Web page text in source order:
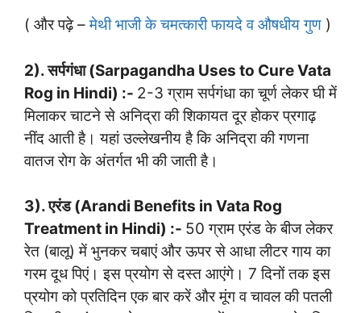
( और पढ़े –मेथी भाजी के चमत्कारी फायदे व औषधीय गुण )
2). सर्पगंधा (Sarpagandha Uses to Cure Vata
Rog in Hindi) :- 2-3 ग्राम सर्पगंधा का चूर्ण लेकर घी में
मिलाकर चाटने से अनिद्रा की शिकायत दूर होकर प्रगाढ़
नींद आती है। यहां उल्लेखनीय है कि अनिद्रा की गणना
वातज रोग के अंतर्गत भी की जाती है।
3). एरंड (Arandi Benefits in Vata Rog
Treatment in Hindi) :- 50 ग्राम एरंड के बीज लेकर
रेत (बालू) में भुनकर चबाएं और ऊपर से आधा लीटर गाय का
गरम दूध पिएं। इस प्रयोग से दस्त आएंगे। 7 दिनों तक इस
प्रयोग को प्रतिदिन एक बार करें और मूंग व चावल की पतली